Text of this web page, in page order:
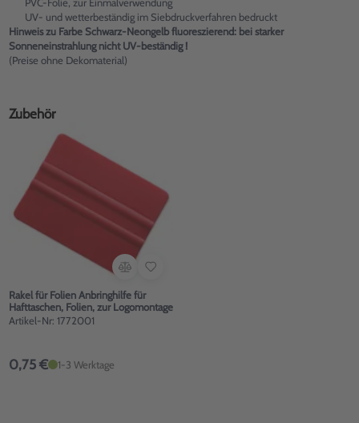
UV- und wetterbeständig im Siebdruckverfahren bedruckt
Hinweis zu Farbe Schwarz-Neongelb fluoreszierend: bei starker
Sonneneinstrahlung nicht UV-beständig !
(Preise ohne Dekomaterial)
Zubehör
Rakel für Folien Anbringhilfe für
Hafttaschen, Folien, zur Logomontage
Artikel-Nr: 1772001
0,75 € 1-3 Werktage